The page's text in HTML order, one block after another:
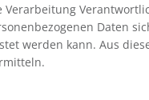
Verarbeitung
Daten
werden kann. Aus